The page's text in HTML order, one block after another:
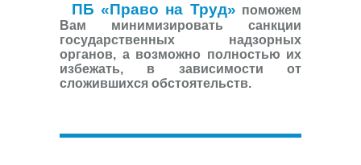
ПБ «Право на Труд» поможем
Вам минимизировать санкции
государственных надзорных
органов, а возможно полностью их
избежать, в зависимости от
сложившихся обстоятельств.